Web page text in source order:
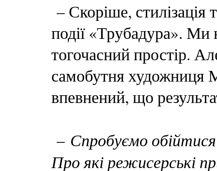
– Скоріше, стилізація
події «Трубадура».
тогочасний простір.
самобутня художниця
впевнений, що
– Спробуємо
Про які режисерські